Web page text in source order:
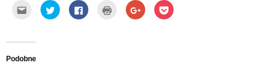
Kliknij,
wysłać
znajomego
e-
Udostępnij
na
Twitterze(Otwiera
Click
to
Kliknij
wydrukować(Otwiera
Click
to
share
Click
to
Podobne